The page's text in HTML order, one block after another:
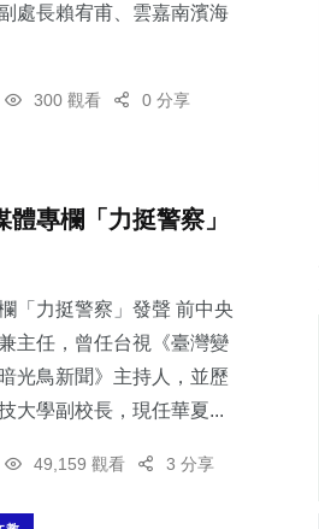
處長賴宥甫、雲嘉南濱海
300 觀看 0 分享
專欄「力挺警察」
「力挺警察」發聲 前中央
主任，曾任台視《臺灣變
光鳥新聞》主持人，並歷
大學副校長，現任華夏...
49,159 觀看 3 分享
+ 76